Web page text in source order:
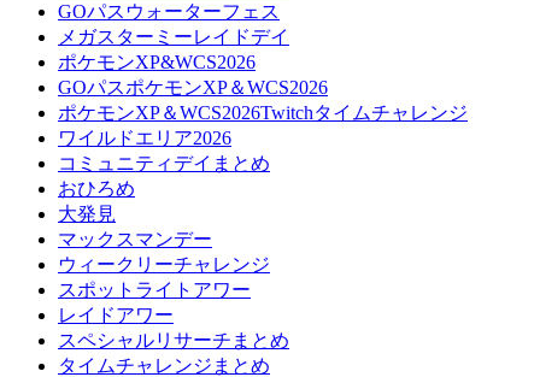
GOパスウォーターフェス
メガスターミーレイドデイ
ポケモンXP&WCS2026
GOパスポケモンXP＆WCS2026
ポケモンXP＆WCS2026Twitchタイムチャレンジ
ワイルドエリア2026
コミュニティデイまとめ
おひろめ
大発見
マックスマンデー
ウィークリーチャレンジ
スポットライトアワー
レイドアワー
スペシャルリサーチまとめ
タイムチャレンジまとめ